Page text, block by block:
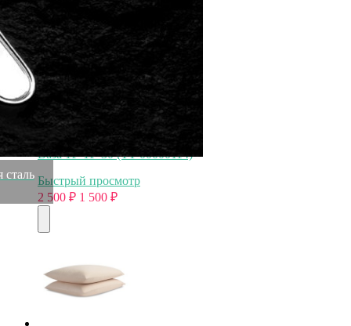
сталь
Рекомендуем посмотреть
Скидка!
Ваза 11*11*30 (TT-00000114)
Быстрый просмотр
2 500 ₽ 1 500 ₽